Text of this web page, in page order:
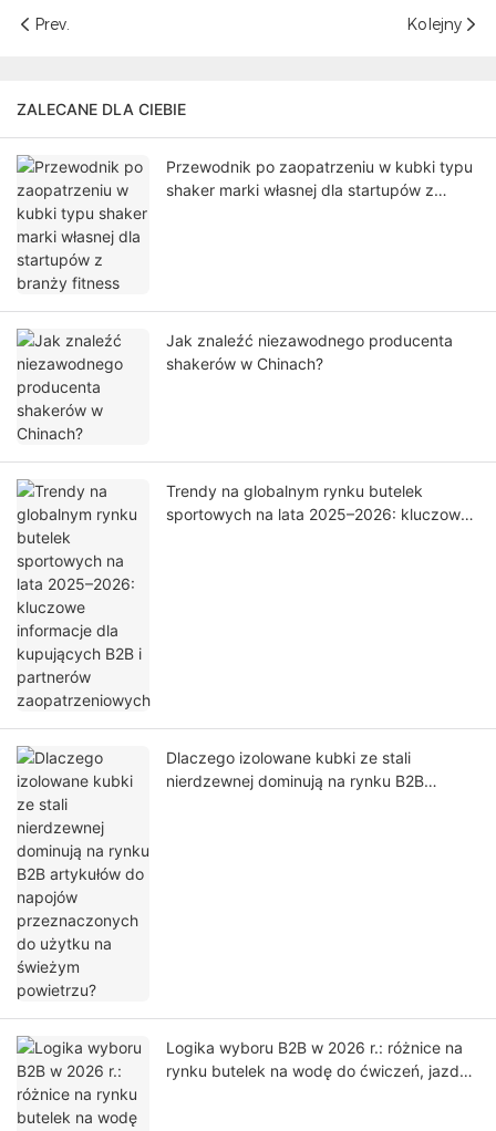
Prev. Kolejny
ZALECANE DLA CIEBIE
Przewodnik po zaopatrzeniu w kubki typu
shaker marki własnej dla startupów z
Jak znaleźć niezawodnego producenta
shakerów w Chinach?
Trendy na globalnym rynku butelek
sportowych na lata 2025–2026: kluczowe
Dlaczego izolowane kubki ze stali
nierdzewnej dominują na rynku B2B
Logika wyboru B2B w 2026 r.: różnice na
rynku butelek na wodę do ćwiczeń, jazdy